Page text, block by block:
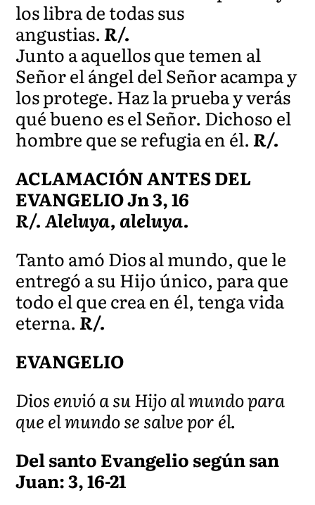
los libra de todas sus
angustias.R/.
Junto a aquellos que temen al
Señor el ángel del Señor acampa y
los protege. Haz la prueba y verás
qué bueno es el Señor. Dichoso el
hombre que se refugia en él.R/.
ACLAMACIÓN ANTES DEL
EVANGELIO Jn 3, 16
R/. Aleluya, aleluya.
Tanto amó Dios al mundo, que le
entregó a su Hijo único, para que
todo el que crea en él, tenga vida
eterna.R/.
EVANGELIO
Dios envió a su Hijo al mundo para
que el mundo se salve por él.
Del santo Evangelio según san
Juan: 3, 16-21